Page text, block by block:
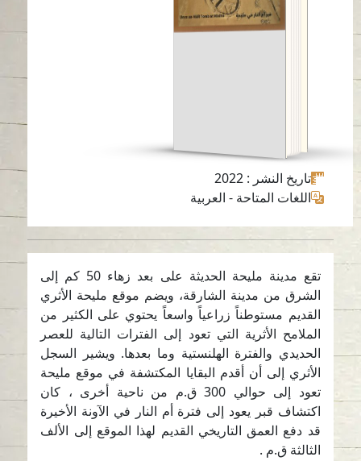
-العربية
تاريخ النشر: 2022
اللغات المتاحة- العربية
تقع مدينة مليحة الحديثة على بعد زهاء 50 كم إلى
الشرق من مدينة الشارقة، ويضم موقع مليحة الأثري
القديم مستوطناً زراعياً واسعاً يحتوي على الكثير من
الملامح الأثرية التي تعود إلى الفترات التالية للعصر
الحديدي والفترة الهلنستية وما بعدها. ويشير السجل
الأثري إلى أن أقدم البقايا المكتشفة في موقع مليحة
تعود إلى حوالي 300 ق.م من ناحية أخرى ، كان
اكتشاف قبر يعود إلى فترة أم النار في الآونة الأخيرة
قد دفع العمق التاريخي القديم لهذا الموقع إلى الألف
الثالثة ق.م .